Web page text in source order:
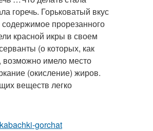
горечь. Горьковатый вкус
прорезанного
красной икры в своем
(о которых, как
возможно имело место
(окисление) жиров.
веществ легко
gorchat